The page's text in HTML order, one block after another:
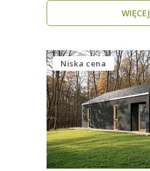
WIĘCEJ
Niska cena